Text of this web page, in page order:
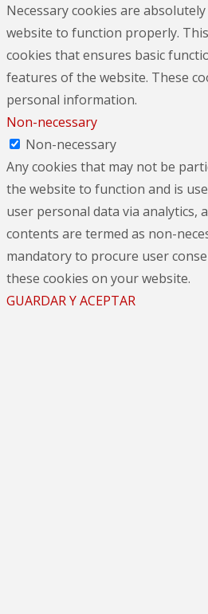
Necessary cookies are
website to function properly.
cookies that ensures basic
features of the website. These
personal information.
Non-necessary
Non-necessary
Any cookies that may not be
the website to function and is
user personal data via analytics,
contents are termed as non-
mandatory to procure user
these cookies on your website.
GUARDAR Y ACEPTAR